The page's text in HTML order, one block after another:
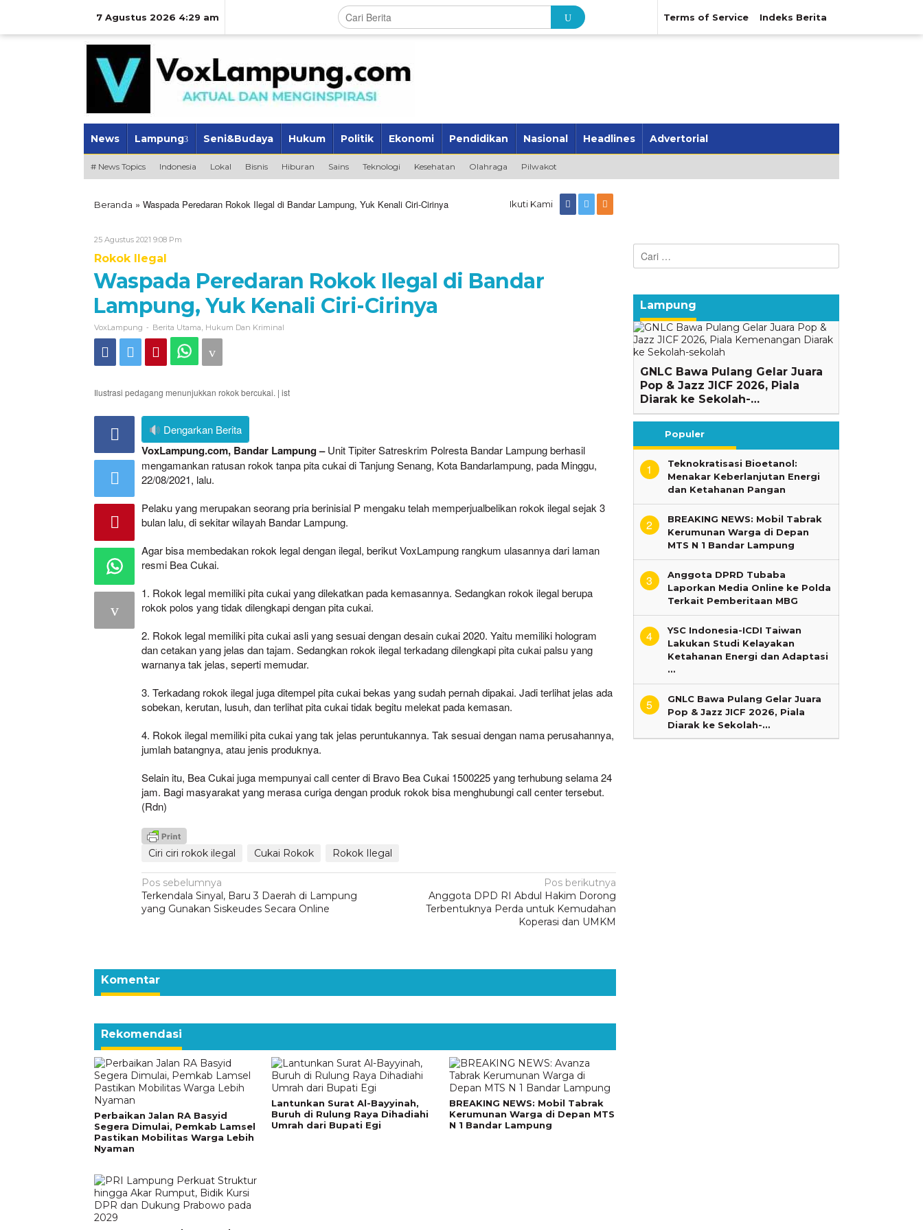
7 Agustus 2026 4:29 am Terms of Service Indeks Berita
News Lampung Seni&Budaya Hukum Politik Ekonomi Pendidikan Nasional Headlines Advertorial
# News Topics Indonesia Lokal Bisnis Hiburan Sains Teknologi Kesehatan Olahraga Pilwakot
Beranda » Waspada Peredaran Rokok Ilegal di Bandar Lampung, Yuk Kenali Ciri-Cirinya Ikuti Kami
25 Agustus 2021 9:08 Pm
Rokok Ilegal
Waspada Peredaran Rokok Ilegal di Bandar
Lampung, Yuk Kenali Ciri-Cirinya
VoxLampung - Berita Utama Hukum Dan Kriminal
Ilustrasi pedagang menunjukkan rokok bercukai. | ist
Dengarkan Berita
VoxLampung.com, Bandar Lampung –Unit Tipiter Satreskrim Polresta Bandar Lampung berhasil
mengamankan ratusan rokok tanpa pita cukai di Tanjung Senang, Kota Bandarlampung, pada Minggu,
22/08/2021, lalu.
Pelaku yang merupakan seorang pria berinisial P mengaku telah memperjualbelikan rokok ilegal sejak 3
bulan lalu, di sekitar wilayah Bandar Lampung.
Agar bisa membedakan rokok legal dengan ilegal, berikut VoxLampung rangkum ulasannya dari laman
resmi Bea Cukai.
1. Rokok legal memiliki pita cukai yang dilekatkan pada kemasannya. Sedangkan rokok ilegal berupa
rokok polos yang tidak dilengkapi dengan pita cukai.
2. Rokok legal memiliki pita cukai asli yang sesuai dengan desain cukai 2020. Yaitu memiliki hologram
dan cetakan yang jelas dan tajam. Sedangkan rokok ilegal terkadang dilengkapi pita cukai palsu yang
warnanya tak jelas, seperti memudar.
3. Terkadang rokok ilegal juga ditempel pita cukai bekas yang sudah pernah dipakai. Jadi terlihat jelas ada
sobekan, kerutan, lusuh, dan terlihat pita cukai tidak begitu melekat pada kemasan.
4. Rokok ilegal memiliki pita cukai yang tak jelas peruntukannya. Tak sesuai dengan nama perusahannya,
jumlah batangnya, atau jenis produknya.
Selain itu, Bea Cukai juga mempunyai call center di Bravo Bea Cukai 1500225 yang terhubung selama 24
jam. Bagi masyarakat yang merasa curiga dengan produk rokok bisa menghubungi call center tersebut.
(Rdn)
Ciri ciri rokok ilegal Cukai Rokok Rokok Ilegal
Navigasi
pos
Pos sebelumnya
Terkendala Sinyal, Baru 3 Daerah di Lampung
yang Gunakan Siskeudes Secara Online
Pos berikutnya
Anggota DPD RI Abdul Hakim Dorong
Terbentuknya Perda untuk Kemudahan
Koperasi dan UMKM
Komentar
Rekomendasi
Perbaikan Jalan RA Basyid
Segera Dimulai, Pemkab Lamsel
Pastikan Mobilitas Warga Lebih
Nyaman
Lantunkan Surat Al-Bayyinah,
Buruh di Rulung Raya Dihadiahi
Umrah dari Bupati Egi
BREAKING NEWS: Mobil Tabrak
Kerumunan Warga di Depan MTS
N 1 Bandar Lampung
Cari
untuk:
Lampung
GNLC Bawa Pulang Gelar Juara
Pop & Jazz JICF 2026, Piala
Diarak ke Sekolah-…
Populer
1
Teknokratisasi Bioetanol:
Menakar Keberlanjutan Energi
dan Ketahanan Pangan
2
BREAKING NEWS: Mobil Tabrak
Kerumunan Warga di Depan
MTS N 1 Bandar Lampung
3
Anggota DPRD Tubaba
Laporkan Media Online ke Polda
Terkait Pemberitaan MBG
4
YSC Indonesia-ICDI Taiwan
Lakukan Studi Kelayakan
Ketahanan Energi dan Adaptasi
…
5
GNLC Bawa Pulang Gelar Juara
Pop & Jazz JICF 2026, Piala
Diarak ke Sekolah-…